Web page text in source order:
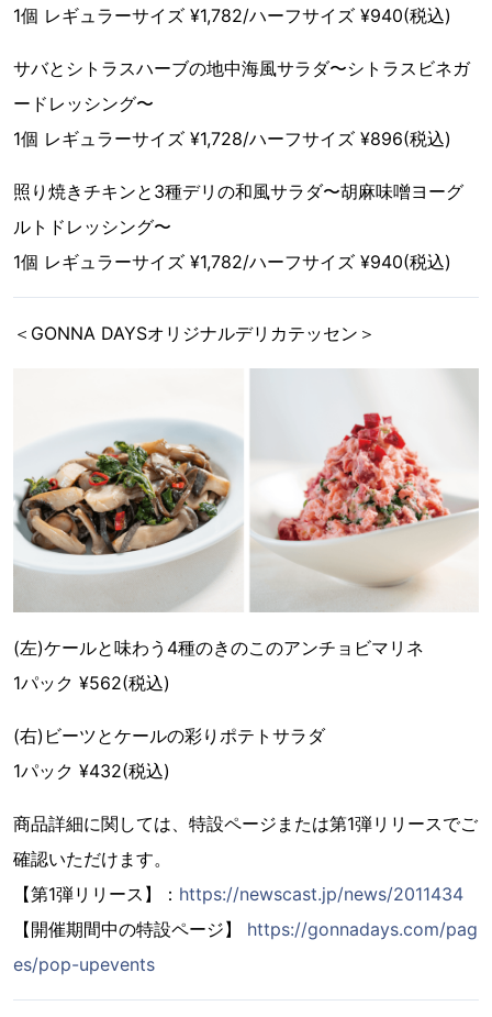
1個 レギュラーサイズ ¥1,782/ハーフサイズ ¥940(税込)
サバとシトラスハーブの地中海風サラダ〜シトラスビネガ
ードレッシング〜
1個 レギュラーサイズ ¥1,728/ハーフサイズ ¥896(税込)
照り焼きチキンと3種デリの和風サラダ〜胡麻味噌ヨーグ
ルトドレッシング〜
1個 レギュラーサイズ ¥1,782/ハーフサイズ ¥940(税込)
＜GONNA DAYSオリジナルデリカテッセン＞
(左)ケールと味わう4種のきのこのアンチョビマリネ
1パック ¥562(税込)
(右)ビーツとケールの彩りポテトサラダ
1パック ¥432(税込)
商品詳細に関しては、特設ページまたは第1弾リリースでご
確認いただけます。
【第1弾リリース】： https://newscast.jp/news/2011434
【開催期間中の特設ページ】 https://gonnadays.com/pag
es/pop-upevents